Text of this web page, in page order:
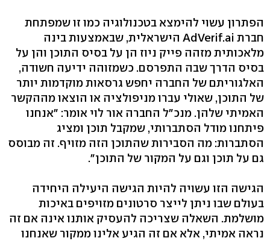
הפתרון עשוי להימצא בטכנולוגיה כמו זו שמפתחת
חברת AdVerif.ai הישראלית, שבאמצעות בינה
מלאכותית מזהה פייק ניוז הן על בסיס התוכן והן על
בסיס הדרך שבה התפרסם. כשמזוהה ידיעה חשודה,
האלגוריתם של החברה יחפש גרסאות מוקדמות יותר
של התוכן, שאולי עברו מניפולציה או הוצאו מההקשר
האמיתי שלהן. מנכ"ל החברה אור לוי אומר: "אנחנו
פיתחנו מודל הסתברותי, שמקבל תוכן ומציג
הסתברות: מה הסבירות שהתוכן הזה מזויף. זה מבוסס
גם על תוכן וגם על המקור של התוכן".
הגישה הזו עשויה להיות הגישה היעילה היחידה
בעולם שבו ניתן לייצר סרטונים מזויפים באיכות
מושלמת. השאלה שצריכה להעסיק אותנו אינה אם זה
נראה אמיתי, אלא אם זה הגיע אלינו ממקור שאנחנו